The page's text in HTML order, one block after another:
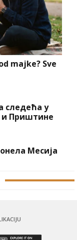
majke? Sve
следећа у
и Приштине
Месија